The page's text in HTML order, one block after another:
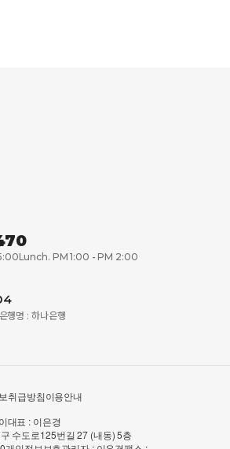
Lunch. PM 1:00 - PM 2:00
은행명 : 하나은행
취급방침이용안내
대표 : 이은경
수도로125번길 27 (내동) 5층